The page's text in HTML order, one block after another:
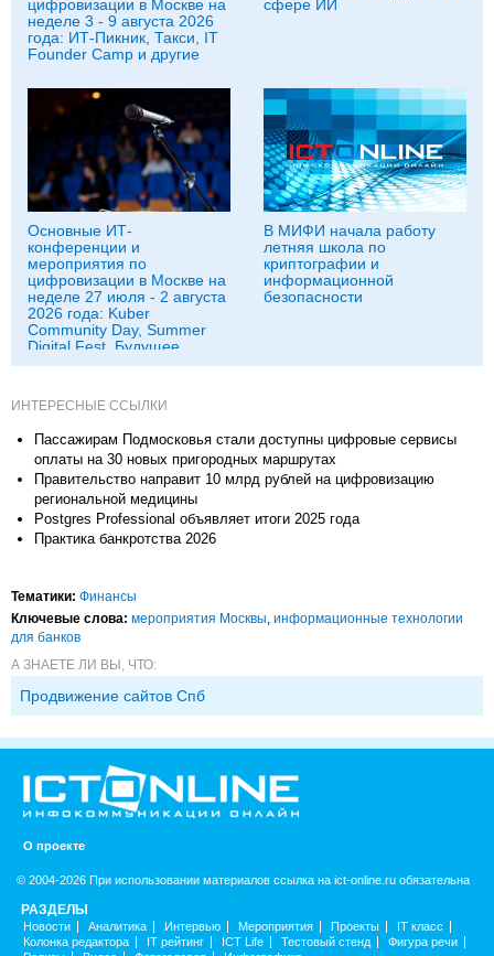
цифровизации в Москве на
неделе 3 - 9 августа 2026
года: ИТ-Пикник, Такси, IT
Founder Camp и другие
сфере ИИ
Основные ИТ-
конференции и
мероприятия по
цифровизации в Москве на
неделе 27 июля - 2 августа
2026 года: Kuber
Community Day, Summer
Digital Fest, Будущее
исследований в
В МИФИ начала работу
летняя школа по
криптографии и
информационной
безопасности
ИНТЕРЕСНЫЕ ССЫЛКИ
Пассажирам Подмосковья стали доступны цифровые сервисы
оплаты на 30 новых пригородных маршрутах
Правительство направит 10 млрд рублей на цифровизацию
региональной медицины
Postgres Professional объявляет итоги 2025 года
Практика банкротства 2026
Тематики: Финансы
Ключевые слова: мероприятия Москвы информационные технологии
для банков
А ЗНАЕТЕ ЛИ ВЫ, ЧТО:
Продвижение сайтов Спб
О проекте
© 2004-2026 При использовании материалов ссылка на ict-online.ru обязательна
РАЗДЕЛЫ
Новости Аналитика Интервью Мероприятия Проекты
IT класс
Колонка редактора
IT рейтинг ICT Life Тестовый стенд
Фигура речи